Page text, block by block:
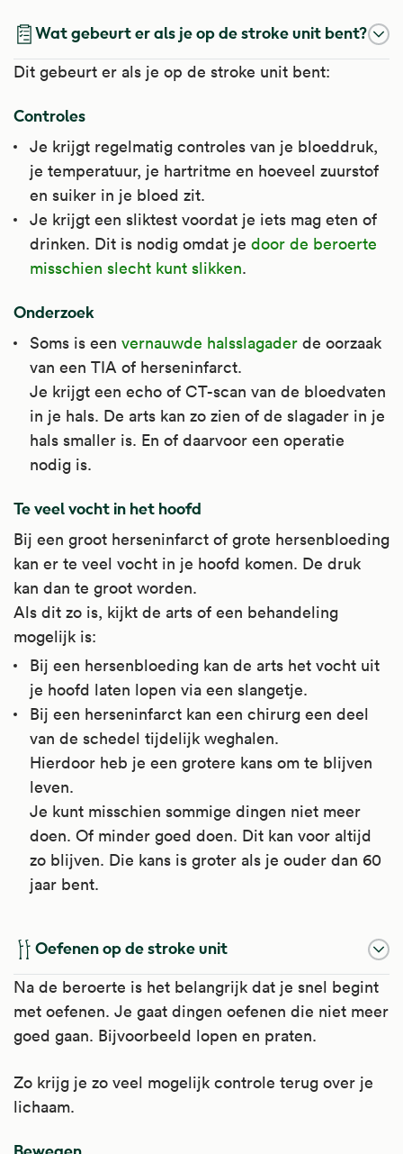
Wat gebeurt er als je op de stroke unit bent?
Dit gebeurt er als je op de stroke unit bent:
Controles
Je krijgt regelmatig controles van je bloeddruk,
je temperatuur, je hartritme en hoeveel zuurstof
en suiker in je bloed zit.
Je krijgt een sliktest voordat je iets mag eten of
drinken. Dit is nodig omdat je door de beroerte
misschien slecht kunt slikken.
Onderzoek
Soms is een vernauwde halsslagader de oorzaak
van een TIA of herseninfarct.
Je krijgt een echo of CT-scan van de bloedvaten
in je hals. De arts kan zo zien of de slagader in je
hals smaller is. En of daarvoor een operatie
nodig is.
Te veel vocht in het hoofd
Bij een groot herseninfarct of grote hersenbloeding
kan er te veel vocht in je hoofd komen. De druk
kan dan te groot worden.
Als dit zo is, kijkt de arts of een behandeling
mogelijk is:
Bij een hersenbloeding kan de arts het vocht uit
je hoofd laten lopen via een slangetje.
Bij een herseninfarct kan een chirurg een deel
van de schedel tijdelijk weghalen.
Hierdoor heb je een grotere kans om te blijven
leven.
Je kunt misschien sommige dingen niet meer
doen. Of minder goed doen. Dit kan voor altijd
zo blijven. Die kans is groter als je ouder dan 60
jaar bent.
Oefenen op de stroke unit
Na de beroerte is het belangrijk dat je snel begint
met oefenen. Je gaat dingen oefenen die niet meer
goed gaan. Bijvoorbeeld lopen en praten.
Zo krijg je zo veel mogelijk controle terug over je
lichaam.